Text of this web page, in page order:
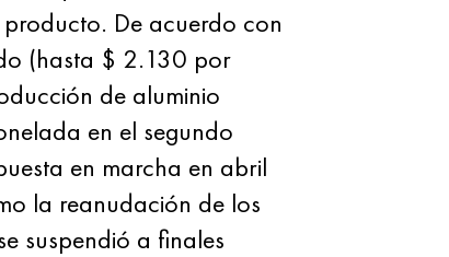
De acuerdo con
(hasta $ 2.130 por
de aluminio
en el segundo
en marcha en abril
la reanudación de los
suspendió a finales